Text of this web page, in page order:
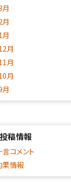
月
月
月
稿情報
コメント
果情報